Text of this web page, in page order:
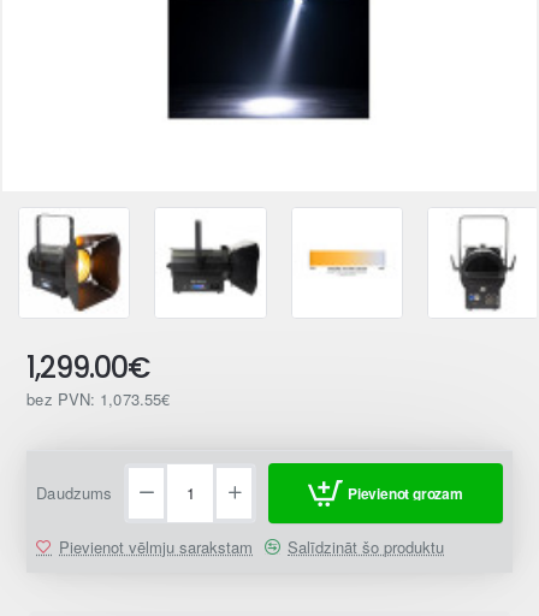
1,299.00€
bez PVN: 1,073.55€
Daudzums Pievienot grozam
Pievienot vēlmju sarakstam Salīdzināt šo produktu